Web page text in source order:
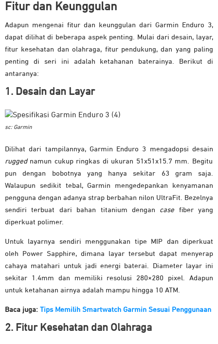
Fitur dan Keunggulan
Adapun mengenai fitur dan keunggulan dari Garmin Enduro 3,
dapat dilihat di beberapa aspek penting. Mulai dari desain, layar,
fitur kesehatan dan olahraga, fitur pendukung, dan yang paling
penting di seri ini adalah ketahanan baterainya. Berikut di
antaranya:
1. Desain dan Layar
sc: Garmin
Dilihat dari tampilannya, Garmin Enduro 3 mengadopsi desain
ruggednamun cukup ringkas di ukuran 51x51x15.7 mm. Begitu
pun dengan bobotnya yang hanya sekitar 63 gram saja.
Walaupun sedikit tebal, Garmin mengedepankan kenyamanan
pengguna dengan adanya strap berbahan nilon UltraFit. Bezelnya
sendiri terbuat dari bahan titanium dengan case fiber yang
diperkuat polimer.
Untuk layarnya sendiri menggunakan tipe MIP dan diperkuat
oleh Power Sapphire, dimana layar tersebut dapat menyerap
cahaya matahari untuk jadi energi baterai. Diameter layar ini
sekitar 1.4mm dan memiliki resolusi 280×280 pixel. Adapun
untuk ketahanan airnya adalah mampu hingga 10 ATM.
Baca juga: Tips Memilih Smartwatch Garmin Sesuai Penggunaan
2. Fitur Kesehatan dan Olahraga